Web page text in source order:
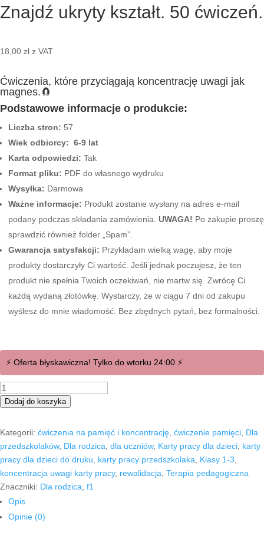
Znajdź ukryty kształt. 50 ćwiczeń.
18,00 zł z VAT
Ćwiczenia, które przyciągają koncentrację uwagi jak
magnes.🧲
Podstawowe informacje o produkcie:
Liczba stron: 57
Wiek odbiorcy: 6-9 lat
Karta odpowiedzi: Tak
Format pliku: PDF do własnego wydruku
Wysyłka: Darmowa
Ważne informacje: Produkt zostanie wysłany na adres e-mail
podany podczas składania zamówienia. UWAGA! Po zakupie proszę
sprawdzić również folder „Spam”.
Gwarancja satysfakcji: Przykładam wielką wagę, aby moje
produkty dostarczyły Ci wartość. Jeśli jednak poczujesz, że ten
produkt nie spełnia Twoich oczekiwań, nie martw się. Zwrócę Ci
każdą wydaną złotówkę. Wystarczy, że w ciągu 7 dni od zakupu
wyślesz do mnie wiadomość. Bez zbędnych pytań, bez formalności.
⚡ Oferta błyskawiczna! Tylko do wtorku 24:00 ⚡
ilość
Znajdź
kształt.
ćwiczeń.
Dodaj do koszyka
Kategorii: ćwiczenia na pamięć i koncentrację ćwiczenie pamięci Dla
przedszkolaków, Dla rodzica dla uczniów, Karty pracy dla dzieci karty
pracy dla dzieci do druku
karty pracy przedszkolaka Klasy 1-3
koncentracja uwagi karty pracy, rewalidacja Terapia pedagogiczna
Znaczniki: Dla rodzica f1
Opis
Opinie (0)